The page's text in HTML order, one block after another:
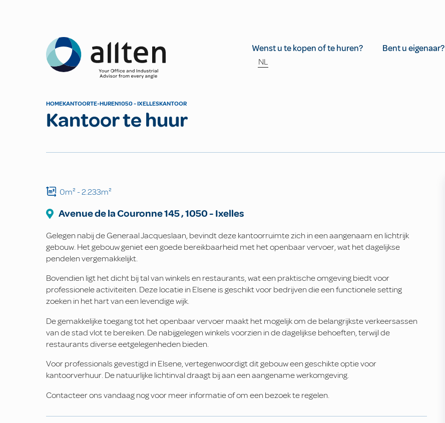
Allten
Wenst u te kopen of te huren? Bent u eigenaar?
NL
HOMEKANTOORTE-HUREN1050 - IXELLESKANTOOR
Kantoor te huur
0m²- 2.233m²
Avenue de la Couronne145,1050- Ixelles
Gelegen nabij de Generaal Jacqueslaan, bevindt deze kantoorruimte zich in een aangenaam en lichtrijk
gebouw. Het gebouw geniet een goede bereikbaarheid met het openbaar vervoer, wat het dagelijkse
pendelen vergemakkelijkt.
Bovendien ligt het dicht bij tal van winkels en restaurants, wat een praktische omgeving biedt voor
professionele activiteiten. Deze locatie in Elsene is geschikt voor bedrijven die een functionele setting
zoeken in het hart van een levendige wijk.
De gemakkelijke toegang tot het openbaar vervoer maakt het mogelijk om de belangrijkste verkeersassen
van de stad vlot te bereiken. De nabijgelegen winkels voorzien in de dagelijkse behoeften, terwijl de
restaurants diverse eetgelegenheden bieden.
Voor professionals gevestigd in Elsene, vertegenwoordigt dit gebouw een geschikte optie voor
kantoorverhuur. De natuurlijke lichtinval draagt bij aan een aangename werkomgeving.
Contacteer ons vandaag nog voor meer informatie of om een bezoek te regelen.